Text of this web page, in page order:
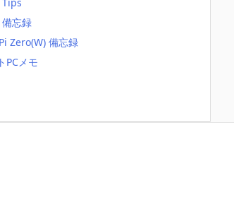
忘録
Zero(W) 備忘録
PCメモ